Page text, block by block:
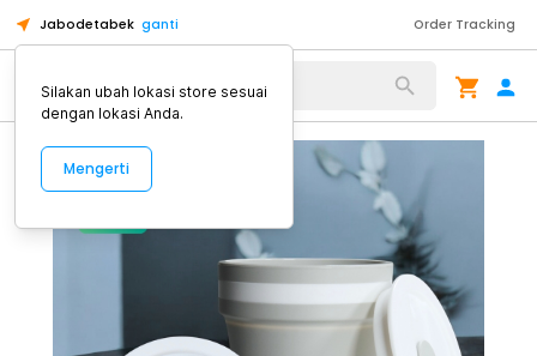
Jabodetabek ganti Order Tracking
Alat Kopi
Silakan ubah lokasi store sesuai
dengan lokasi Anda.
Mengerti